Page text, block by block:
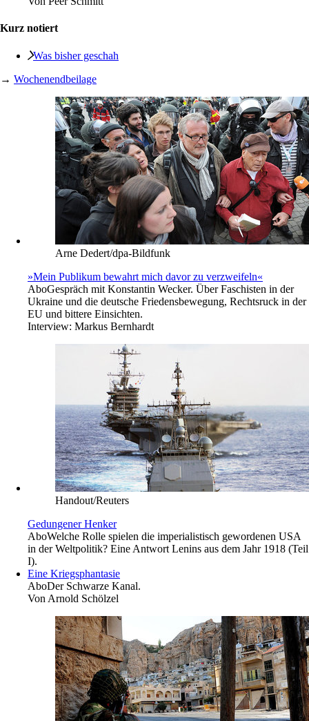
Kurz notiert
Was bisher geschah
→ Wochenendbeilage
Arne Dedert/dpa-Bildfunk
»Mein Publikum bewahrt mich davor zu verzweifeln«
AboGespräch mit Konstantin Wecker. Über Faschisten in der
Ukraine und die deutsche Friedensbewegung, Rechtsruck in der
EU und bittere Einsichten.
Interview: Markus Bernhardt
Handout/Reuters
Gedungener Henker
AboWelche Rolle spielen die imperialistisch gewordenen USA
in der Weltpolitik? Eine Antwort Lenins aus dem Jahr 1918 (Teil
I).
Eine Kriegsphantasie
AboDer Schwarze Kanal.
Von Arnold Schölzel